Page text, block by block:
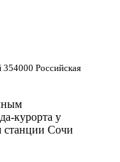
Российская
курорта у
станции Сочи